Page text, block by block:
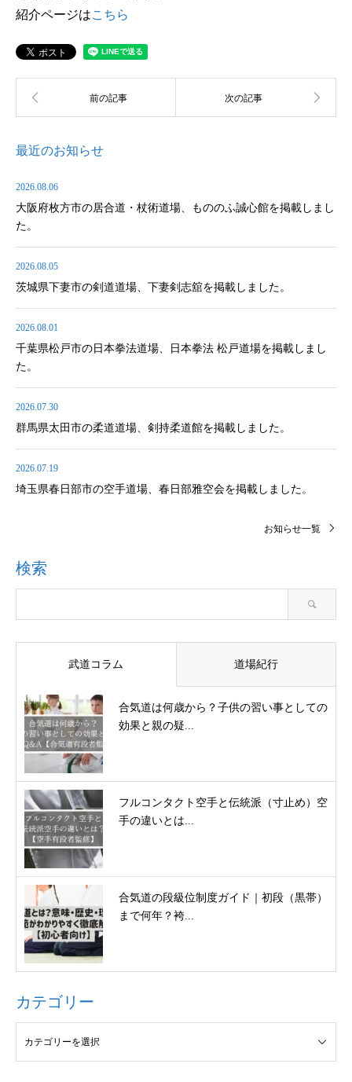
紹介ページはこちら
最近のお知らせ
2026.08.06
大阪府枚方市の居合道・杖術道場、もののふ誠心館を掲載しまし
た。
2026.08.05
茨城県下妻市の剣道道場、下妻剣志舘を掲載しました。
2026.08.01
千葉県松戸市の日本拳法道場、日本拳法 松戸道場を掲載しまし
た。
2026.07.30
群馬県太田市の柔道道場、剣持柔道館を掲載しました。
2026.07.19
埼玉県春日部市の空手道場、春日部雅空会を掲載しました。
お知らせ一覧
検索
武道コラム 道場紀行
合気道は何歳から？子供の習い事としての
効果と親の疑...
フルコンタクト空手と伝統派（寸止め）空
手の違いとは...
合気道の段級位制度ガイド｜初段（黒帯）
まで何年？袴...
カテゴリー